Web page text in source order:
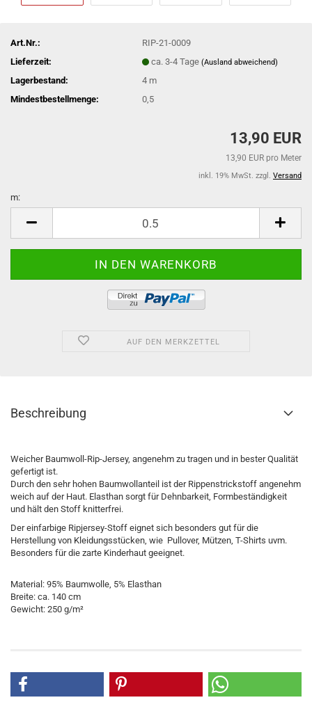
Art.Nr.:
RIP-21-0009
Lieferzeit:
ca. 3-4 Tage(Ausland abweichend)
Lagerbestand: 4 m
Mindestbestellmenge:
0,5
13,90 EUR
13,90 EUR pro Meter
inkl. 19% MwSt. zzgl. Versand
m:
AUF DEN MERKZETTEL
Beschreibung
Weicher Baumwoll-Rip-Jersey, angenehm zu tragen und in bester Qualität
gefertigt ist.
Durch den sehr hohen Baumwollanteil ist der Rippenstrickstoff angenehm
weich auf der Haut. Elasthan sorgt für Dehnbarkeit, Formbeständigkeit
und hält den Stoff knitterfrei.
Der einfarbige Ripjersey-Stoff eignet sich besonders gut für die
Herstellung von Kleidungsstücken, wie Pullover, Mützen, T-Shirts uvm.
Besonders für die zarte Kinderhaut geeignet.
Material: 95% Baumwolle, 5% Elasthan
Breite: ca. 140 cm
Gewicht: 250 g/m²